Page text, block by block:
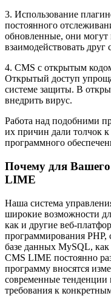
3. Использование
постоянного
обновленные, они могут
взаимодействовать друг
4. CMS с открытым
Открытый доступ
системе защиты. В
внедрить вирус.
Работа над подобними
их причин дали толчок
программного
Почему для Вашего
LIME
Наша система
широкие возможности
как и другие веб-
программирования PHP,
базе данных MySQL,
CMS LIME постоянно
программу вносятся
современные тенденции
требования к